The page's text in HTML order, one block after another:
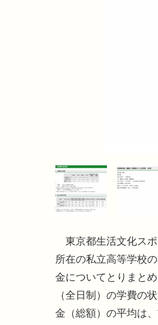
東京都生活文化スポ
所在の私立高等学校
金についてとりまと
（全日制）の学費の
金（総額）の平均は